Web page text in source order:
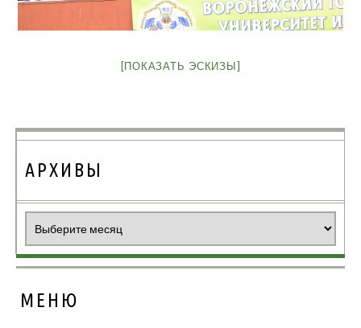
[ПОКАЗАТЬ ЭСКИЗЫ]
АРХИВЫ
МЕНЮ